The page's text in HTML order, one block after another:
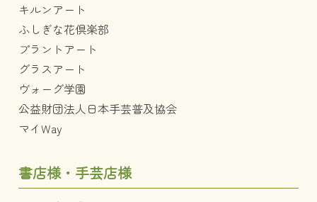
キルンアート
ふしぎな花倶楽部
プラントアート
グラスアート
ヴォーグ学園
公益財団法人日本手芸普及協会
マイWay
書店様・手芸店様